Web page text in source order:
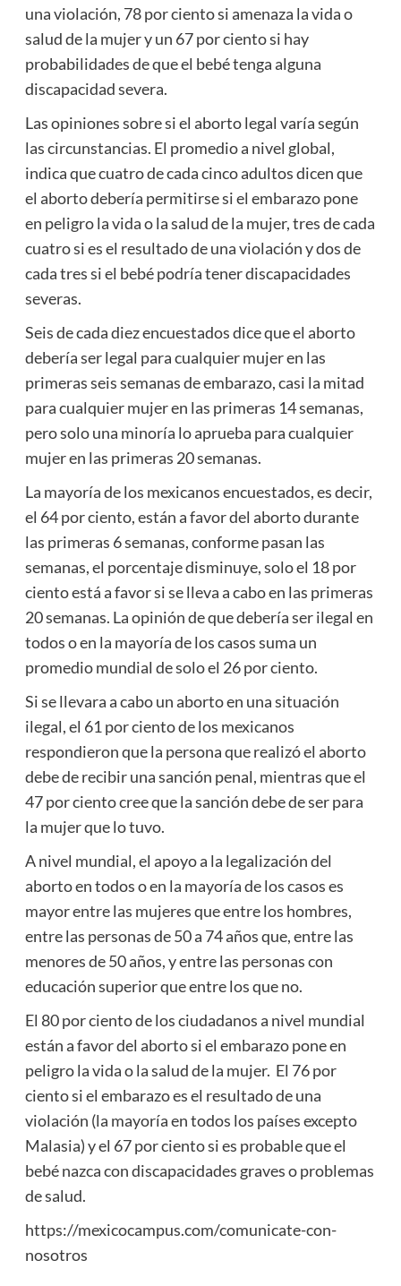
una violación, 78 por ciento si amenaza la vida o
salud de la mujer y un 67 por ciento si hay
probabilidades de que el bebé tenga alguna
discapacidad severa.
Las opiniones sobre si el aborto legal varía según
las circunstancias. El promedio a nivel global,
indica que cuatro de cada cinco adultos dicen que
el aborto debería permitirse si el embarazo pone
en peligro la vida o la salud de la mujer, tres de cada
cuatro si es el resultado de una violación y dos de
cada tres si el bebé podría tener discapacidades
severas.
Seis de cada diez encuestados dice que el aborto
debería ser legal para cualquier mujer en las
primeras seis semanas de embarazo, casi la mitad
para cualquier mujer en las primeras 14 semanas,
pero solo una minoría lo aprueba para cualquier
mujer en las primeras 20 semanas.
La mayoría de los mexicanos encuestados, es decir,
el 64 por ciento, están a favor del aborto durante
las primeras 6 semanas, conforme pasan las
semanas, el porcentaje disminuye, solo el 18 por
ciento está a favor si se lleva a cabo en las primeras
20 semanas. La opinión de que debería ser ilegal en
todos o en la mayoría de los casos suma un
promedio mundial de solo el 26 por ciento.
Si se llevara a cabo un aborto en una situación
ilegal, el 61 por ciento de los mexicanos
respondieron que la persona que realizó el aborto
debe de recibir una sanción penal, mientras que el
47 por ciento cree que la sanción debe de ser para
la mujer que lo tuvo.
A nivel mundial, el apoyo a la legalización del
aborto en todos o en la mayoría de los casos es
mayor entre las mujeres que entre los hombres,
entre las personas de 50 a 74 años que, entre las
menores de 50 años, y entre las personas con
educación superior que entre los que no.
El 80 por ciento de los ciudadanos a nivel mundial
están a favor del aborto si el embarazo pone en
peligro la vida o la salud de la mujer. El 76 por
ciento si el embarazo es el resultado de una
violación (la mayoría en todos los países excepto
Malasia) y el 67 por ciento si es probable que el
bebé nazca con discapacidades graves o problemas
de salud.
https://mexicocampus.com/comunicate-con-
nosotros